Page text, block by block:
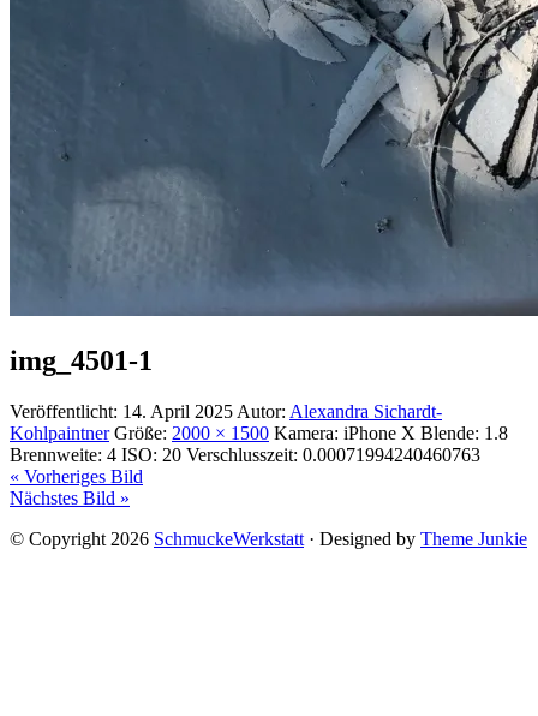
img_4501-1
Veröffentlicht: 14. April 2025 Autor: Alexandra Sichardt-
Kohlpaintner Größe: 2000 × 1500 Kamera: iPhone X Blende: 1.8
Brennweite: 4 ISO: 20 Verschlusszeit: 0.00071994240460763
« Vorheriges Bild
Nächstes Bild »
© Copyright 2026 SchmuckeWerkstatt · Designed by Theme Junkie